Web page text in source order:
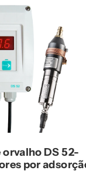
DS 52-
por